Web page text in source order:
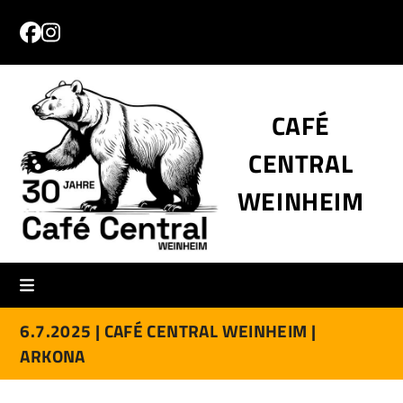
content
Facebook
Instagram
CAFÉ
CENTRAL
WEINHEIM
6.7.2025 | CAFÉ CENTRAL WEINHEIM |
ARKONA